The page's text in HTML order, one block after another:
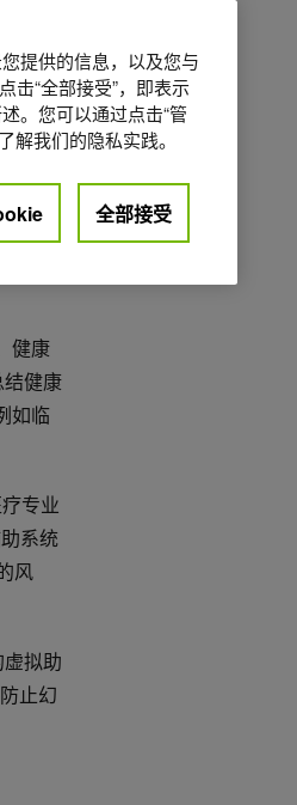
健康
健康
如临
专业
系统
风
拟助
止幻
提供的信息，以及您与
击“全部接受”，即表示
。您可以通过点击“管
解我们的隐私实践。
全部接受